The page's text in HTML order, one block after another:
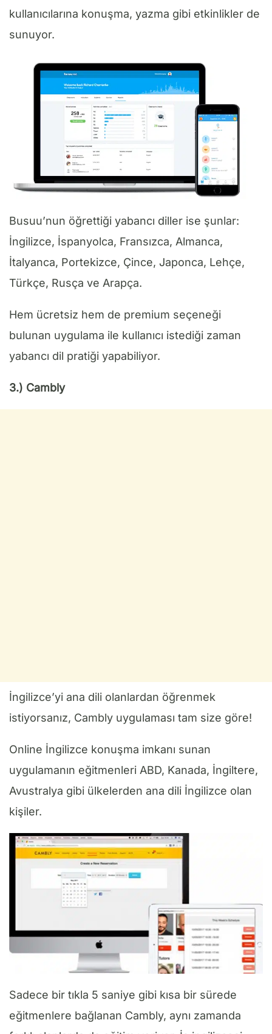
kullanıcılarına konuşma, yazma gibi etkinlikler de
sunuyor.
Busuu’nun öğrettiği yabancı diller ise şunlar:
İngilizce, İspanyolca, Fransızca, Almanca,
İtalyanca, Portekizce, Çince, Japonca, Lehçe,
Türkçe, Rusça ve Arapça.
Hem ücretsiz hem de premium seçeneği
bulunan uygulama ile kullanıcı istediği zaman
yabancı dil pratiği yapabiliyor.
3.) Cambly
İngilizce’yi ana dili olanlardan öğrenmek
istiyorsanız, Cambly uygulaması tam size göre!
Online İngilizce konuşma imkanı sunan
uygulamanın eğitmenleri ABD, Kanada, İngiltere,
Avustralya gibi ülkelerden ana dili İngilizce olan
kişiler.
Sadece bir tıkla 5 saniye gibi kısa bir sürede
eğitmenlere bağlanan Cambly, aynı zamanda